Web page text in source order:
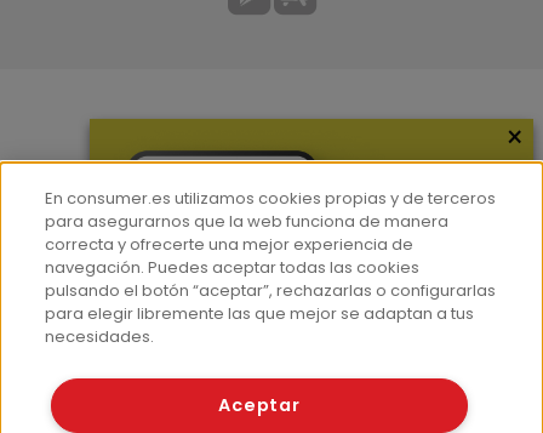
Hemeroteca
Contacto
Prensa
Corpus Lingüístico Consumer
© Fundación EROSKI
×
En consumer.es utilizamos cookies propias y de terceros
para asegurarnos que la web funciona de manera
correcta y ofrecerte una mejor experiencia de
navegación. Puedes aceptar todas las cookies
pulsando el botón “aceptar”, rechazarlas o configurarlas
para elegir libremente las que mejor se adaptan a tus
necesidades.
Aceptar